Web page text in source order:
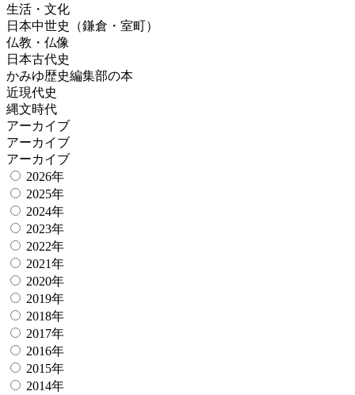
生活・文化
日本中世史（鎌倉・室町）
仏教・仏像
日本古代史
かみゆ歴史編集部の本
近現代史
縄文時代
アーカイブ
アーカイブ
アーカイブ
2026年
2025年
2024年
2023年
2022年
2021年
2020年
2019年
2018年
2017年
2016年
2015年
2014年